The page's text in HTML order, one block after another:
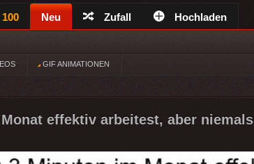
100 Neu Zufall Hochladen
GIF ANIMATIONEN
effektiv arbeitest, aber